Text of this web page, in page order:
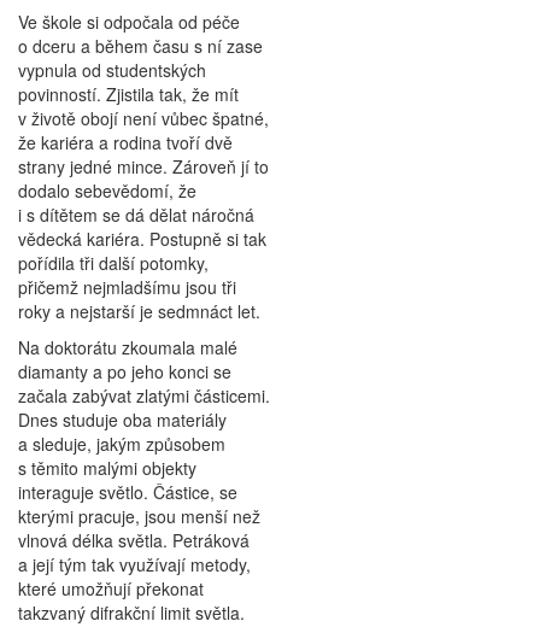
Ve škole si odpočala od péče
o dceru a během času s ní zase
vypnula od studentských
povinností. Zjistila tak, že mít
v životě obojí není vůbec špatné,
že kariéra a rodina tvoří dvě
strany jedné mince. Zároveň jí to
dodalo sebevědomí, že
i s dítětem se dá dělat náročná
vědecká kariéra. Postupně si tak
pořídila tři další potomky,
přičemž nejmladšímu jsou tři
roky a nejstarší je sedmnáct let.
Na doktorátu zkoumala malé
diamanty a po jeho konci se
začala zabývat zlatými částicemi.
Dnes studuje oba materiály
a sleduje, jakým způsobem
s těmito malými objekty
interaguje světlo. Částice, se
kterými pracuje, jsou menší než
vlnová délka světla. Petráková
a její tým tak využívají metody,
které umožňují překonat
takzvaný difrakční limit světla.